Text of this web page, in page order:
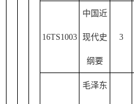
16TS1003
中国近
现代史
纲要
3
毛泽东